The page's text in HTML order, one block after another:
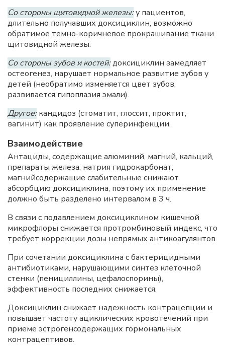
Со стороны щитовидной железы:у пациентов,
длительно получавших доксициклин, возможно
обратимое темно-коричневое прокрашивание ткани
щитовидной железы.
Со стороны зубов и костей:доксициклин замедляет
остеогенез, нарушает нормальное развитие зубов у
детей (необратимо изменяется цвет зубов,
развивается гипоплазия эмали).
Другое:кандидоз (стоматит, глоссит, проктит,
вагинит) как проявление суперинфекции.
Взаимодействие
Антациды, содержащие алюминий, магний, кальций,
препараты железа, натрия гидрокарбонат,
магнийсодержащие слабительные снижают
абсорбцию доксициклина, поэтому их применение
должно быть разделено интервалом в 3 ч.
В связи с подавлением доксициклином кишечной
микрофлоры снижается протромбиновый индекс, что
требует коррекции дозы непрямых антикоагулянтов.
При сочетании доксициклина с бактерицидными
антибиотиками, нарушающими синтез клеточной
стенки (пенициллины, цефалоспорины),
эффективность последних снижается.
Доксициклин снижает надежность контрацепции и
повышает частоту ациклических кровотечений при
приеме эстрогенсодержащих гормональных
контрацептивов.